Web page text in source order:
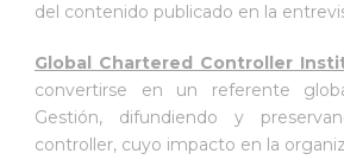
del contenido publicado en la
Global Chartered Controller
convertirse en un referente
Gestión, difundiendo y
controller, cuyo impacto en la